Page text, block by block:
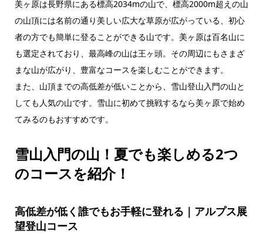
美ヶ原は長野県にある標高2034mの山で、標高2000m超えの山
の山頂には名前の通り美しい広大な草原が広がっている、初心
者の方でも簡単に登ることができる山です。美ヶ原は百名山に
も選定されており、最高峰の山は王ヶ頭。その周辺にもさまざ
まな山が広がり、豊富なコースを楽しむことができます。
また、山頂までの高低差が低いことから、雪山登山入門の山と
しても人気の山です。雪山に初めて挑戦するなら美ヶ原で始め
てみるのもおすすめです。
雪山入門の山！夏でも楽しめる2つ
のコースを紹介！
高低差が低く誰でもお手軽に登れる｜アルプス展
望登山コース